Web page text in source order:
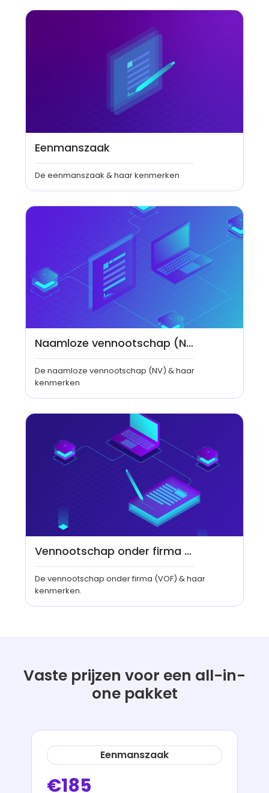
Eenmanszaak
De eenmanszaak & haar kenmerken
Naamloze vennootschap (NV)
De naamloze vennootschap (NV) & haar
kenmerken
Vennootschap onder firma (VOF)
De vennootschap onder firma (VOF) & haar
kenmerken.
Vaste prijzen voor een all-in-
one pakket
Eenmanszaak
€185